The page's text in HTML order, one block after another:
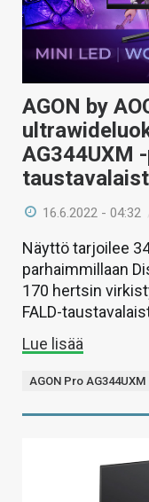
AGON by
AG344UXM
16.6.2022 - 04:32
Näyttö tarjoilee
parhaimmillaan
170 hertsin
FALD-
Lue lisää
AGON Pro AG344UXM